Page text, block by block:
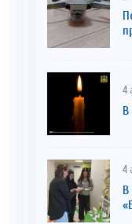
4
В
4
В